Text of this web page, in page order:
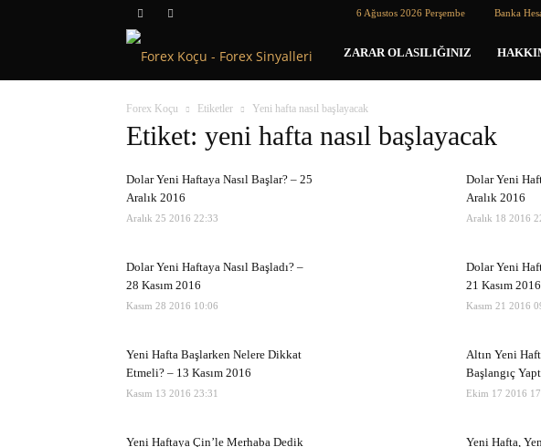
6 Ağustos 2026 Perşembe Banka
Forex
Koçu
ZARAR OLASILIĞINIZ
Forex Koçu Etiketler Yeni hafta nasıl başlayacak
Etiket: yeni hafta nasıl başlayacak
Dolar Yeni Haftaya Nasıl Başlar? – 25
Aralık 2016
Aralık 25 2016 22:33
Dolar Yeni
Aralık 2016
Aralık 18 2016
Dolar Yeni Haftaya Nasıl Başladı? –
28 Kasım 2016
Kasım 28 2016 10:06
Dolar Yeni
21 Kasım 2016
Kasım 21 2016
Yeni Hafta Başlarken Nelere Dikkat
Etmeli? – 13 Kasım 2016
Kasım 13 2016 23:31
Altın Yeni
Başlangıç
Ekim 17 2016
Yeni Haftaya Çin’le Merhaba Dedik Yeni Hafta,